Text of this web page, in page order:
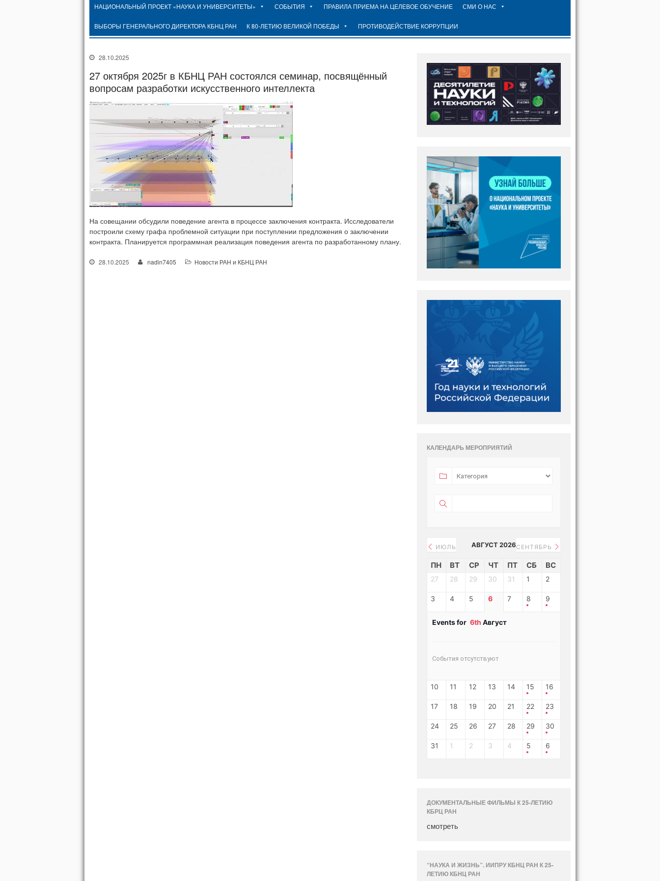
НАЦИОНАЛЬНЫЙ ПРОЕКТ «НАУКА И УНИВЕРСИТЕТЫ» СОБЫТИЯ ПРАВИЛА ПРИЕМА НА ЦЕЛЕВОЕ ОБУЧЕНИЕ СМИ О НАС
ВЫБОРЫ ГЕНЕРАЛЬНОГО ДИРЕКТОРА КБНЦ РАН К 80-ЛЕТИЮ ВЕЛИКОЙ ПОБЕДЫ ПРОТИВОДЕЙСТВИЕ КОРРУПЦИИ
28.10.2025
27 октября 2025г в КБНЦ РАН состоялся семинар, посвящённый
вопросам разработки искусственного интеллекта
На совещании обсудили поведение агента в процессе заключения контракта. Исследователи
построили схему графа проблемной ситуации при поступлении предложения о заключении
контракта. Планируется программная реализация поведения агента по разработанному плану.
28.10.2025 nadin7405 Новости РАН и КБНЦ РАН
КАЛЕНДАРЬ МЕРОПРИЯТИЙ
ИЮЛЬ АВГУСТ 2026СЕНТЯБРЬ
ПН ВТ СР ЧТ ПТ СБ ВС
27 28 29 30 31 1 2
3 4 5 6 7 8 9
Events for 6th Август
События отсутствуют
10 11 12 13 14 15 16
17 18 19 20 21 22 23
24 25 26 27 28 29 30
31 1 2 3 4 5 6
ДОКУМЕНТАЛЬНЫЕ ФИЛЬМЫ К 25-ЛЕТИЮ
КБРЦ РАН
смотреть
“НАУКА И ЖИЗНЬ”. ИИПРУ КБНЦ РАН К 25-
ЛЕТИЮ КБНЦ РАН